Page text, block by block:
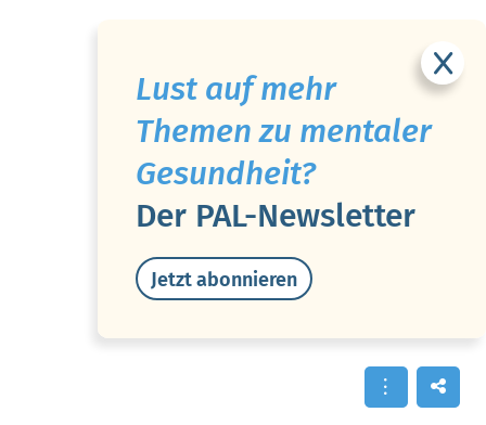
Lust auf mehr
Themen zu mentaler
Gesundheit?
Der PAL-Newsletter
Jetzt abonnieren